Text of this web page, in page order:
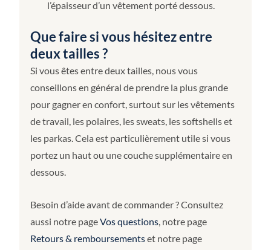
l’épaisseur d’un vêtement porté dessous.
Que faire si vous hésitez entre
deux tailles ?
Si vous êtes entre deux tailles, nous vous
conseillons en général de prendre la plus grande
pour gagner en confort, surtout sur les vêtements
de travail, les polaires, les sweats, les softshells et
les parkas. Cela est particulièrement utile si vous
portez un haut ou une couche supplémentaire en
dessous.
Besoin d’aide avant de commander ? Consultez
aussi notre pageVos questions , notre page
Retours & remboursementset notre page